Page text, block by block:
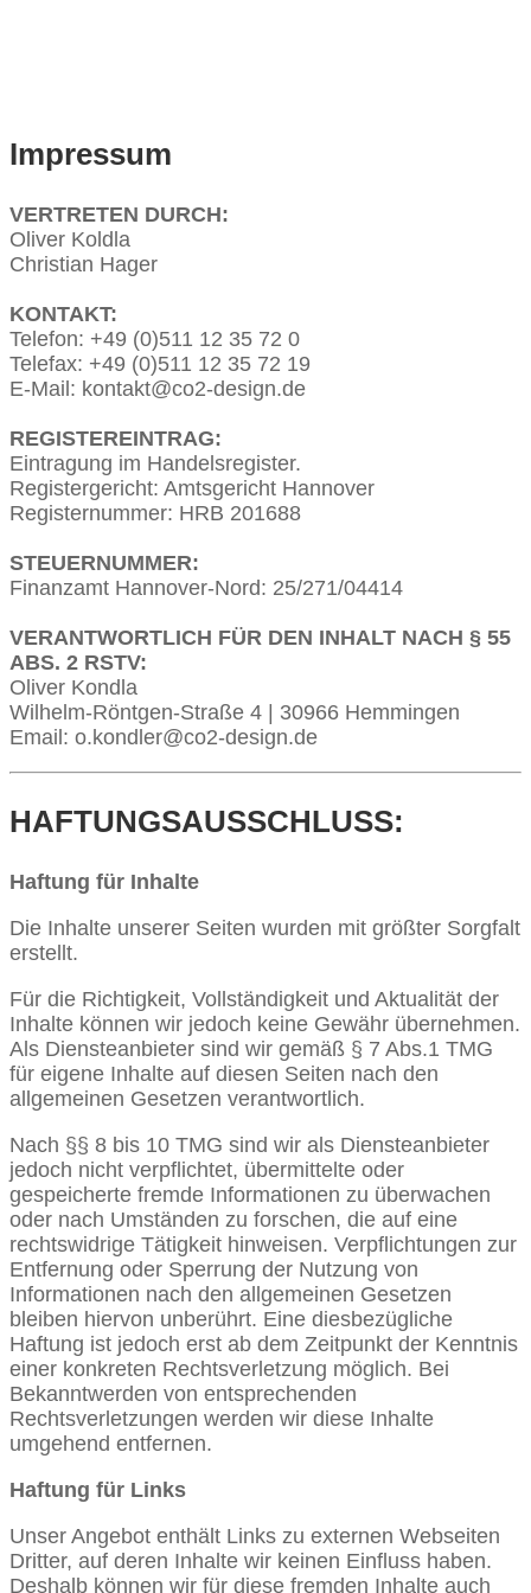
Impressum
VERTRETEN DURCH:
Oliver Koldla
Christian Hager
KONTAKT:
Telefon: +49 (0)511 12 35 72 0
Telefax: +49 (0)511 12 35 72 19
E-Mail: kontakt@co2-design.de
REGISTEREINTRAG:
Eintragung im Handelsregister.
Registergericht: Amtsgericht Hannover
Registernummer: HRB 201688
STEUERNUMMER:
Finanzamt Hannover-Nord: 25/271/04414
VERANTWORTLICH FÜR DEN INHALT NACH § 55
ABS. 2 RSTV:
Oliver Kondla
Wilhelm-Röntgen-Straße 4 | 30966 Hemmingen
Email: o.kondler@co2-design.de
HAFTUNGSAUSSCHLUSS:
Haftung für Inhalte
Die Inhalte unserer Seiten wurden mit größter Sorgfalt
erstellt.
Für die Richtigkeit, Vollständigkeit und Aktualität der
Inhalte können wir jedoch keine Gewähr übernehmen.
Als Diensteanbieter sind wir gemäß § 7 Abs.1 TMG
für eigene Inhalte auf diesen Seiten nach den
allgemeinen Gesetzen verantwortlich.
Nach §§ 8 bis 10 TMG sind wir als Diensteanbieter
jedoch nicht verpflichtet, übermittelte oder
gespeicherte fremde Informationen zu überwachen
oder nach Umständen zu forschen, die auf eine
rechtswidrige Tätigkeit hinweisen. Verpflichtungen zur
Entfernung oder Sperrung der Nutzung von
Informationen nach den allgemeinen Gesetzen
bleiben hiervon unberührt. Eine diesbezügliche
Haftung ist jedoch erst ab dem Zeitpunkt der Kenntnis
einer konkreten Rechtsverletzung möglich. Bei
Bekanntwerden von entsprechenden
Rechtsverletzungen werden wir diese Inhalte
umgehend entfernen.
Haftung für Links
Unser Angebot enthält Links zu externen Webseiten
Dritter, auf deren Inhalte wir keinen Einfluss haben.
Deshalb können wir für diese fremden Inhalte auch